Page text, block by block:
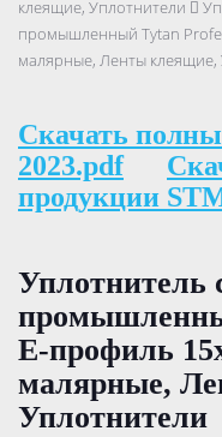
клеящие, Уплотнители
промышленный Tytan
малярные, Ленты клеящие,
Скачать
2023.pdf
продукции
Уплотнитель
Е-профиль
малярные,
Уплотнители